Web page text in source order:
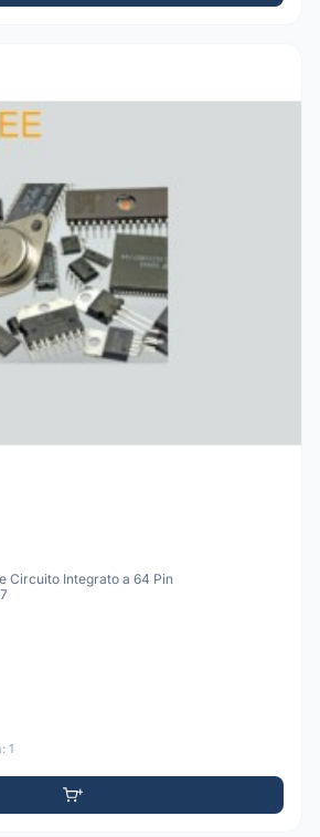
Circuito Integrato a 64 Pin
1